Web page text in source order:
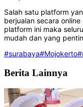
Salah satu platform
berjualan secara
platform ini maka
mudah dan yang
#surabaya#Mojokerto
Berita Lainnya